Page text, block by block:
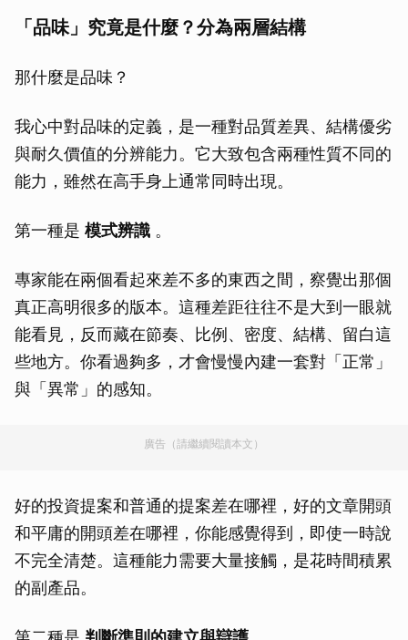
「品味」究竟是什麼？分為兩層結構
那什麼是品味？
我心中對品味的定義，是一種對品質差異、結構優劣
與耐久價值的分辨能力。它大致包含兩種性質不同的
能力，雖然在高手身上通常同時出現。
第一種是 模式辨識 。
專家能在兩個看起來差不多的東西之間，察覺出那個
真正高明很多的版本。這種差距往往不是大到一眼就
能看見，反而藏在節奏、比例、密度、結構、留白這
些地方。你看過夠多，才會慢慢內建一套對「正常」
與「異常」的感知。
廣告（請繼續閱讀本文）
好的投資提案和普通的提案差在哪裡，好的文章開頭
和平庸的開頭差在哪裡，你能感覺得到，即使一時說
不完全清楚。這種能力需要大量接觸，是花時間積累
的副產品。